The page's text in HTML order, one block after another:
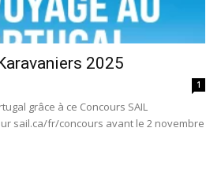
2025
1
grâce à ce Concours SAIL
sail.ca/fr/concours avant le 2 novembre